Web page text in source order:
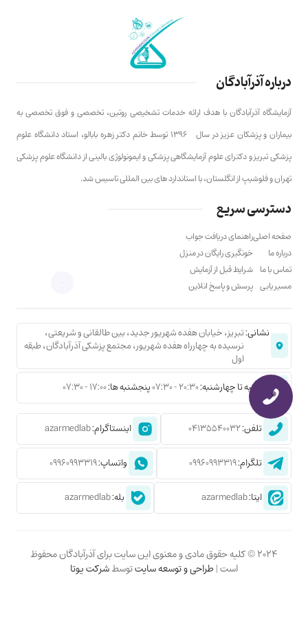
درباره آذرآبادگان
آزمایشگاه آذرآبادگان با هدف ارائه خدمات تشخیصی روتین، تخصصی و فوق تخصصی به
بیماران و پزشکان عزیز در سال ۱۳۹۶ توسط خانم دکتر زهره بابالو، استاد دانشگاه علوم
پزشکی تبریز و دکترای علوم آزمایشگاهی پزشکی و ایمونولوژی بالینی از دانشگاه علوم پزشکی
تهران و فلوشیپ از انگلستان، با استاندارد های بین المللی تاسیس شد.
دسترسی سریع
صفحه اصلی
درباره ما
تماس با ما
مسیر یابی
راهنمای دریافت جواب
خونگیری رایگان در منزل
شرایط قبل از آزمایش
پرسش و پاسخ انلاین
نشانی:تبریز، خیابان هفده شهریور جدید، بین طالقانی و شریعتی،
نرسیده به چهارراه هفده شهریور، مجتمع پزشکی آذرآبادگان، طبقه
اول
شنبه تا چهارشنبه:20:30 - 07:30 پنجشنبه ها:17:00 - 07:30
تلفن:04135540032 اینستاگرام:azarmedlab
تلگرام:09960993319 واتساپ:09960993319
ایتا:azarmedlab بله:azarmedlab
2024 © کلیه حقوق مادی و معنوی این سایت برای آذرآبادگان محفوظ
است |طراحی و توسعه سایتتوسطشرکت یوتا